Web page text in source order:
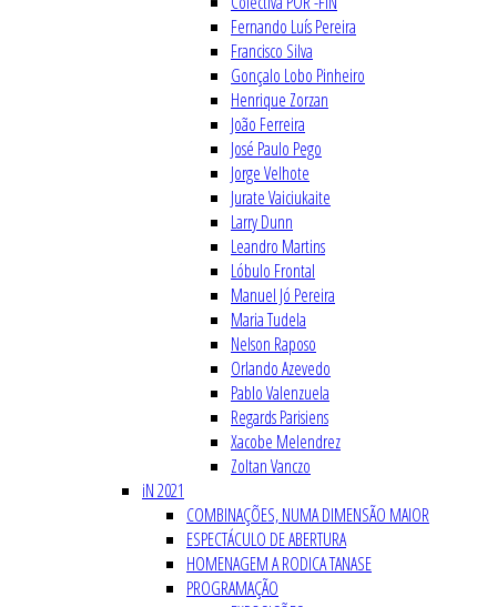
Fernando Luís Pereira
Francisco Silva
Gonçalo Lobo Pinheiro
Henrique Zorzan
João Ferreira
José Paulo Pego
Jorge Velhote
Jurate Vaiciukaite
Larry Dunn
Leandro Martins
Lóbulo Frontal
Manuel Jó Pereira
Maria Tudela
Nelson Raposo
Orlando Azevedo
Pablo Valenzuela
Regards Parisiens
Xacobe Melendrez
Zoltan Vanczo
iN 2021
COMBINAÇÕES, NUMA DIMENSÃO MAIOR
ESPECTÁCULO DE ABERTURA
HOMENAGEM A RODICA TANASE
PROGRAMAÇÃO